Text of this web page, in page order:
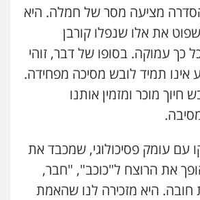
מציעה מסר של חמלה. היא
את אלו שנפלו קורבן
כך עמוקה. בסופו של דבר, זוהי
אינו תמיד לובש מסיכה מפחידה.
חיוך מוכר ומזמין אותנו
עם עומק פסיכולוגי, שמכבד את
את הרוצח ל"כוכב", "חבר,
חובה. היא מזכירה לנו שהאמת